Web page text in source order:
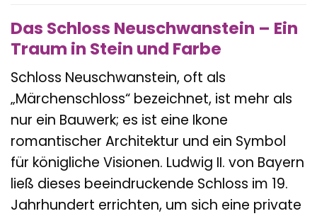
Das Schloss Neuschwanstein – Ein
Traum in Stein und Farbe
Schloss Neuschwanstein, oft als
„Märchenschloss“ bezeichnet, ist mehr als
nur ein Bauwerk; es ist eine Ikone
romantischer Architektur und ein Symbol
für königliche Visionen. Ludwig II. von Bayern
ließ dieses beeindruckende Schloss im 19.
Jahrhundert errichten, um sich eine private